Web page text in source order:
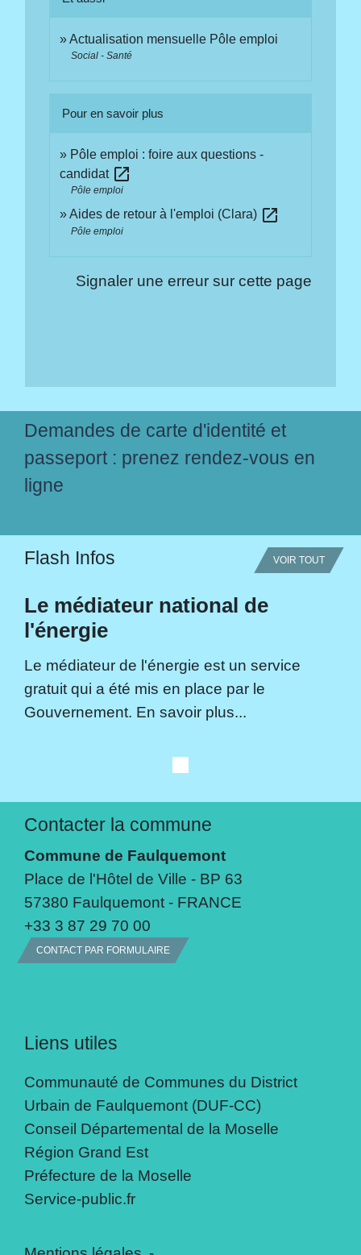
Actualisation mensuelle Pôle emploi
Social - Santé
Pour en savoir plus
Pôle emploi : foire aux questions -
candidat open_in_new
Pôle emploi
Aides de retour à l'emploi (Clara) open_in_new
Pôle emploi
Signaler une erreur sur cette page
Demandes de carte d'identité et
passeport : prenez rendez-vous en
ligne
Flash Infos VOIR TOUT
Le médiateur national de
l'énergie
Le médiateur de l'énergie est un service
gratuit qui a été mis en place par le
Gouvernement. En savoir plus...
Contacter la commune
Commune de Faulquemont
Place de l'Hôtel de Ville - BP 63
57380 Faulquemont - FRANCE
+33 3 87 29 70 00
CONTACT PAR FORMULAIRE
Liens utiles
Communauté de Communes du District
Urbain de Faulquemont (DUF-CC)
Conseil Départemental de la Moselle
Région Grand Est
Préfecture de la Moselle
Service-public.fr